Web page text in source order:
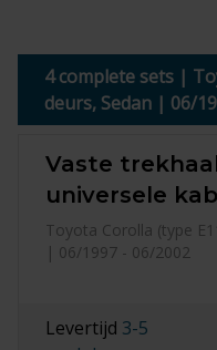
4 complete sets |
deurs, Sedan | 06/
Vaste
universele
Toyota Corolla (type
| 06/1997 - 06/2002
Levertijd 3-5